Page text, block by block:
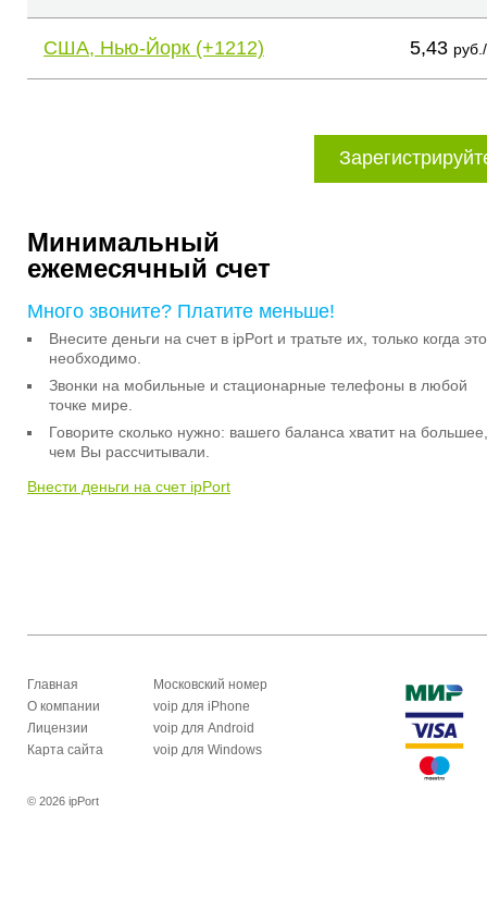
США, Нью-Йорк (+1212) 5,43
Минимальный
ежемесячный счет
Много звоните? Платите меньше!
Внесите деньги на счет в ipPort и тратьте их, только когда это
необходимо.
Звонки на мобильные и стационарные телефоны в любой
точке мире.
Говорите сколько нужно: вашего баланса хватит на большее,
чем Вы рассчитывали.
Внести деньги на счет ipPort
Главная
О компании
Лицензии
Карта сайта
Московский номер
voip для iPhone
voip для Android
voip для Windows
© 2026 ipPort